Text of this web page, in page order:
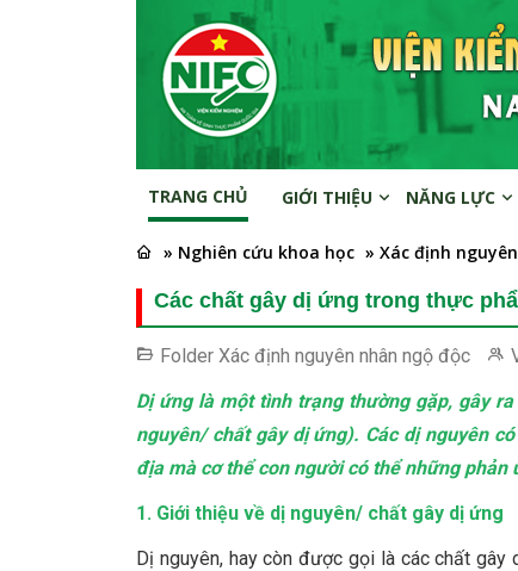
TRANG CHỦ GIỚI THIỆU NĂNG LỰC
» Nghiên cứu khoa học » Xác định
Các chất gây dị ứng trong thực
Folder Xác định nguyên nhân ngộ độc
Dị ứng là một tình trạng thường gặp, gây
nguyên/ chất gây dị ứng). Các dị nguyên
địa mà cơ thể con người có thể những
1. Giới thiệu về dị nguyên/ chất gây dị ứng
Dị nguyên, hay còn được gọi là các chất